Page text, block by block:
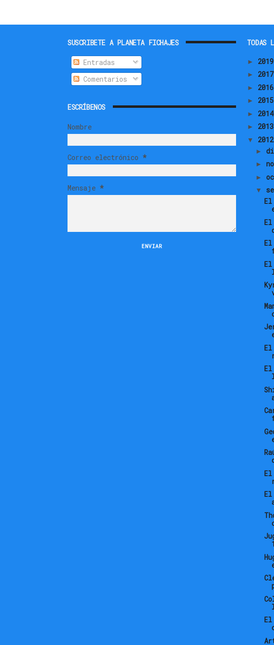
SUSCRIBETE A PLANETA FICHAJES
Entradas
Comentarios
ESCRÍBENOS
Nombre
Correo electrónico *
Mensaje *
TODAS
► 2019
► 2017
► 2016
► 2015
► 2014
► 2013
▼ 2012
►
►
►
▼
El
El
El
El
El
El
El
El
1
El